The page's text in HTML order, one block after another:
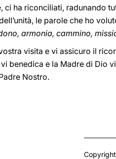
ci ha riconciliati, radunando
le parole che ho
armonia, cammino,
visita e vi assicuro il
benedica e la Madre di Dio
Nostro.